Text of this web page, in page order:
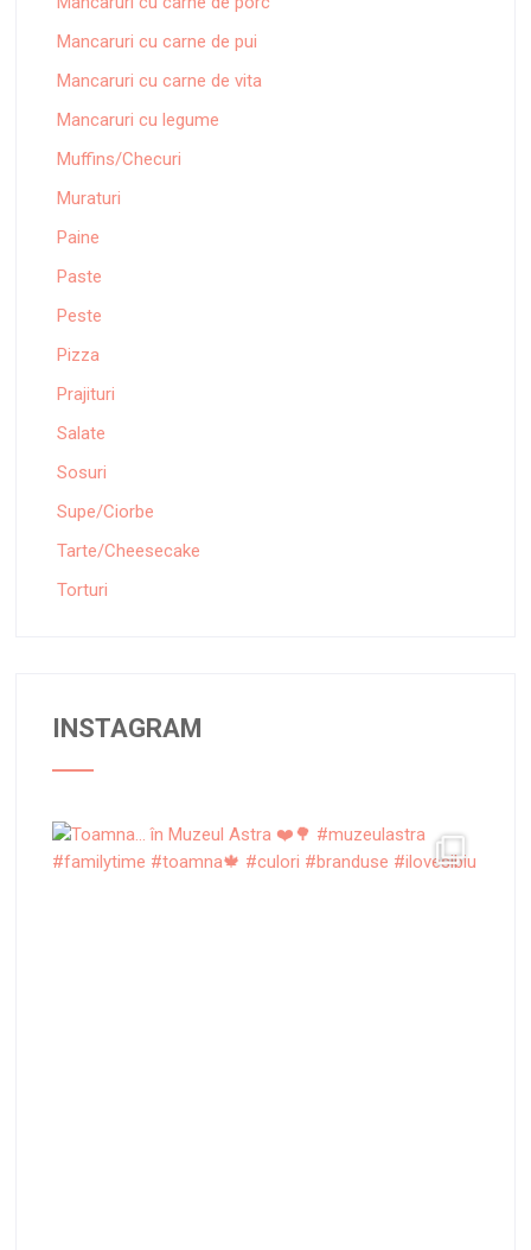
Mancaruri cu carne de pui
Mancaruri cu carne de vita
Mancaruri cu legume
Muffins/Checuri
Muraturi
Paine
Paste
Peste
Pizza
Prajituri
Salate
Sosuri
Supe/Ciorbe
Tarte/Cheesecake
Torturi
INSTAGRAM